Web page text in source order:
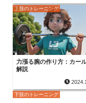
上肢のトレーニング
力漲る腕の作り方：カー
解説
下肢のトレーニング